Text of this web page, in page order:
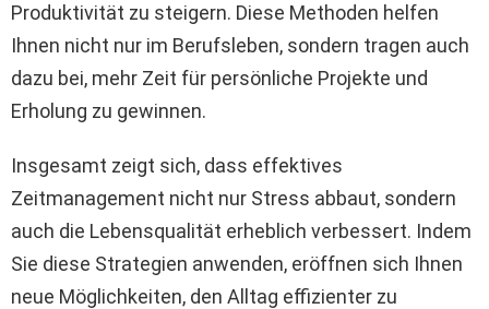
Produktivität zu steigern. Diese Methoden helfen
Ihnen nicht nur im Berufsleben, sondern tragen auch
dazu bei, mehr Zeit für persönliche Projekte und
Erholung zu gewinnen.
Insgesamt zeigt sich, dass effektives
Zeitmanagement nicht nur Stress abbaut, sondern
auch die Lebensqualität erheblich verbessert. Indem
Sie diese Strategien anwenden, eröffnen sich Ihnen
neue Möglichkeiten, den Alltag effizienter zu